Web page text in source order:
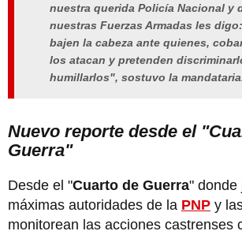
nuestra querida Policía Nacional y
nuestras Fuerzas Armadas les
bajen la cabeza ante quienes,
los atacan y pretenden
humillarlos", sostuvo la
Nuevo reporte desde el
Guerra"
Desde el "Cuarto de Guerra" donde
máximas autoridades de la PNP y
monitorean las acciones castrenses